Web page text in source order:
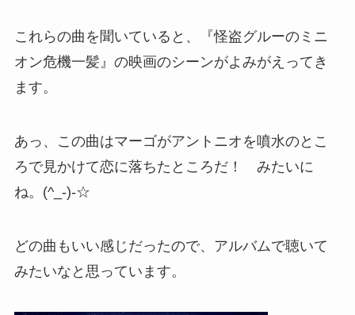
これらの曲を聞いていると、『怪盗グルーのミニ
オン危機一髪』の映画のシーンがよみがえってき
ます。
あっ、この曲はマーゴがアントニオを噴水のとこ
ろで見かけて恋に落ちたところだ！ みたいに
ね。(^_-)-☆
どの曲もいい感じだったので、アルバムで聴いて
みたいなと思っています。